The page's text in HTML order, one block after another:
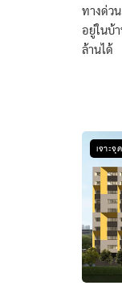
ทางด่ว
อยู่ในบ้
ล้านได้
เจาะจุ